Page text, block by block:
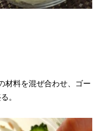
材料を混ぜ合わせ、ゴー
。